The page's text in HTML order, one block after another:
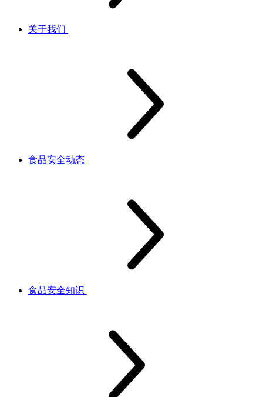
关于我们
食品安全动态
食品安全知识